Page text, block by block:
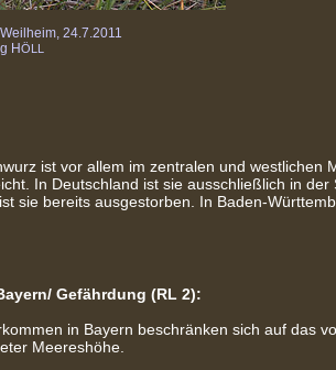
24.7.2011
HÖLL
ist vor allem im zentralen und
In Deutschland ist sie ausschließlich in
sie bereits ausgestorben. In Baden-
Gefährdung (RL 2):
in Bayern beschränken sich auf das
Meereshöhe.